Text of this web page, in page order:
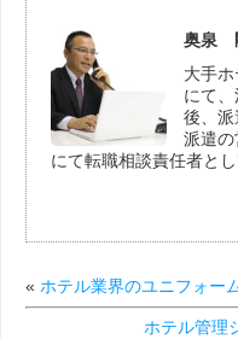
奥泉
大手
にて
後、
派遣
にて転職相談責任者と
« ホテル業界のユニフォー
ホテル管理